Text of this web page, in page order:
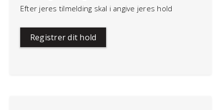
Efter jeres tilmelding skal i angive jeres hold
Registrer dit hold